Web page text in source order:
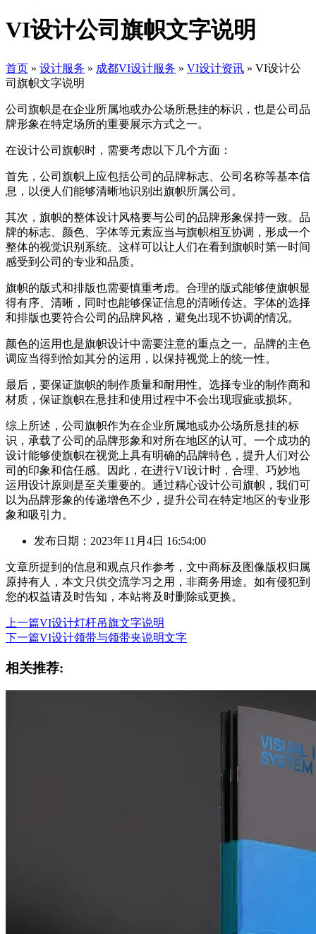
VI设计公司旗帜文字说明
首页 » 设计服务 » 成都VI设计服务 » VI设计资讯 » VI设计公
司旗帜文字说明
公司旗帜是在企业所属地或办公场所悬挂的标识，也是公司品
牌形象在特定场所的重要展示方式之一。
在设计公司旗帜时，需要考虑以下几个方面：
首先，公司旗帜上应包括公司的品牌标志、公司名称等基本信
息，以便人们能够清晰地识别出旗帜所属公司。
其次，旗帜的整体设计风格要与公司的品牌形象保持一致。品
牌的标志、颜色、字体等元素应当与旗帜相互协调，形成一个
整体的视觉识别系统。这样可以让人们在看到旗帜时第一时间
感受到公司的专业和品质。
旗帜的版式和排版也需要慎重考虑。合理的版式能够使旗帜显
得有序、清晰，同时也能够保证信息的清晰传达。字体的选择
和排版也要符合公司的品牌风格，避免出现不协调的情况。
颜色的运用也是旗帜设计中需要注意的重点之一。品牌的主色
调应当得到恰如其分的运用，以保持视觉上的统一性。
最后，要保证旗帜的制作质量和耐用性。选择专业的制作商和
材质，保证旗帜在悬挂和使用过程中不会出现瑕疵或损坏。
综上所述，公司旗帜作为在企业所属地或办公场所悬挂的标
识，承载了公司的品牌形象和对所在地区的认可。一个成功的
设计能够使旗帜在视觉上具有明确的品牌特色，提升人们对公
司的印象和信任感。因此，在进行VI设计时，合理、巧妙地
运用设计原则是至关重要的。通过精心设计公司旗帜，我们可
以为品牌形象的传递增色不少，提升公司在特定地区的专业形
象和吸引力。
发布日期：2023年11月4日 16:54:00
文章所提到的信息和观点只作参考，文中商标及图像版权归属
原持有人，本文只供交流学习之用，非商务用途。如有侵犯到
您的权益请及时告知，本站将及时删除或更换。
上一篇VI设计灯杆吊旗文字说明
下一篇VI设计领带与领带夹说明文字
相关推荐: